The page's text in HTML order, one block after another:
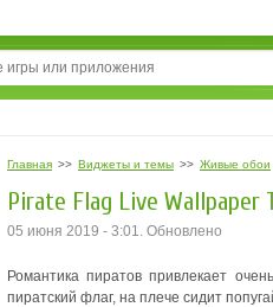
Главная >> Виджеты и темы >> Живые обои
Pirate Flag Live Wallpaper
05 июня 2019 - 3:01. Обновлено
Романтика пиратов привлекает
пиратский флаг, на плече сидит